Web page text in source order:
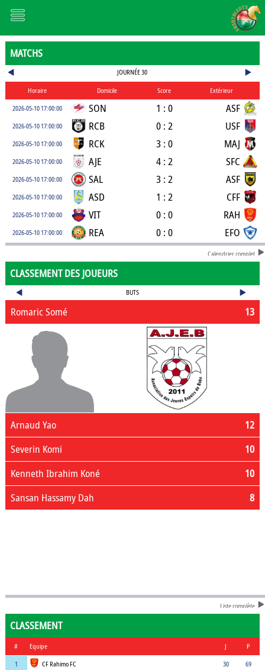
MATCHS
JOURNÉE 30
Horaire Domicile Score
Extérieur
2026-05-10 17:00:00
SON 1 : 0 ASF
2026-05-10 17:00:00 RCB 0 : 2 USF
2026-05-10 17:00:00 RCK 3 : 0 MAJ
2026-05-10 17:00:00 AJE 4 : 2 SFC
2026-05-10 17:00:00 SAL 3 : 2 ASF
2026-05-10 17:00:00 ASD 1 : 2 CFF
2026-05-10 17:00:00 VIT 0 : 0 RAH
2026-05-10 17:00:00 REA 0 : 0 EFO
Calendrier complet
CLASSEMENT DES JOUEURS
BUTS
13
Romaric Somé
12
Arnaud Yao
10
Severin Komi
10
Kenneth Ibrahim Koné
8
Sansan Hassamy Dah
Liste complète
CLASSEMENT
# Equipe J
P
1
CF Rahimo FC 30
69